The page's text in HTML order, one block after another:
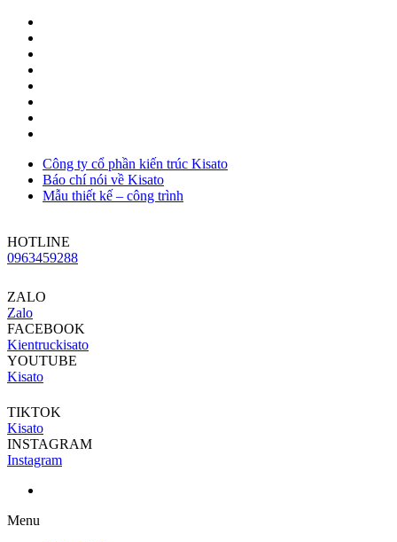
Công ty cổ phần kiến trúc Kisato
Báo chí nói về Kisato
Mẫu thiết kế – công trình
HOTLINE
0963459288
ZALO
Zalo
FACEBOOK
Kientruckisato
YOUTUBE
Kisato
TIKTOK
Kisato
INSTAGRAM
Instagram
Menu